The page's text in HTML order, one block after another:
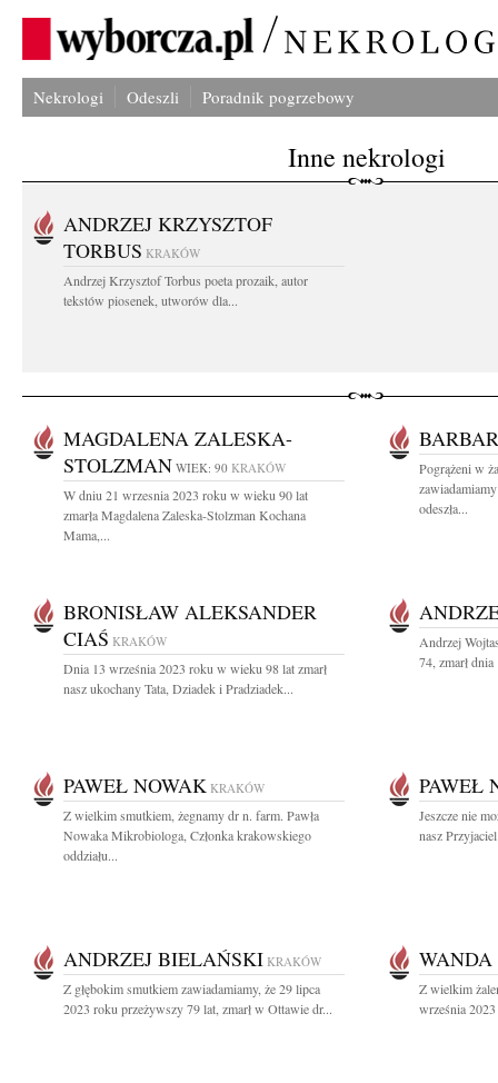
Nekrologi Odeszli Poradnik pogrzebowy
Inne nekrologi
ANDRZEJ KRZYSZTOF
TORBUS KRAKÓW
Andrzej Krzysztof Torbus poeta prozaik, autor
tekstów piosenek, utworów dla...
MAGDALENA ZALESKA-
STOLZMAN WIEK: 90 KRAKÓW
W dniu 21 wrzesnia 2023 roku w wieku 90 lat
zmarła Magdalena Zaleska-Stolzman Kochana
Mama,...
Pogrążeni w
odeszła...
BRONISŁAW ALEKSANDER
CIAŚ KRAKÓW
Dnia 13 września 2023 roku w wieku 98 lat zmarł
nasz ukochany Tata, Dziadek i Pradziadek...
Andrzej
74, zmarł
PAWEŁ NOWAK KRAKÓW
Z wielkim smutkiem, żegnamy dr n. farm. Pawła
Nowaka Mikrobiologa, Członka krakowskiego
oddziału...
PAWEŁ
Jeszcze nie
nasz
ANDRZEJ BIELAŃSKI KRAKÓW
Z głębokim smutkiem zawiadamiamy, że 29 lipca
2023 roku przeżywszy 79 lat, zmarł w Ottawie dr...
Z wielkim
września